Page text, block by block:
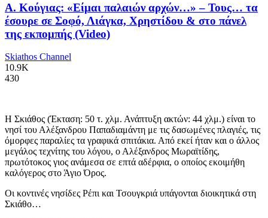
Α. Κούγιας: «Είμαι παλαιών αρχών…» – Τους… τα
έσουρε σε Σοφό, Λιάγκα, Χρηστίδου & στο πάνελ
της εκπομπής (Video)
Skiathos Channel
10.9K
430
Η Σκιάθος (Έκταση: 50 τ. χλμ. Ανάπτυξη ακτών: 44 χλμ.) είναι το
νησί του Αλέξανδρου Παπαδιαμάντη με τις δασωμένες πλαγιές, τις
όμορφες παραλίες τα γραφικά σπιτάκια. Από εκεί ήταν και ο άλλος
μεγάλος τεχνίτης του λόγου, ο Αλέξανδρος Μωραϊτίδης,
πρωτότοκος γιος ανάμεσα σε επτά αδέρφια, ο οποίος εκοιμήθη
καλόγερος στο Άγιο Όρος.
Οι κοντινές νησίδες Ρέπι και Τσουγκριά υπάγονται διοικητικά στη
Σκιάθο…